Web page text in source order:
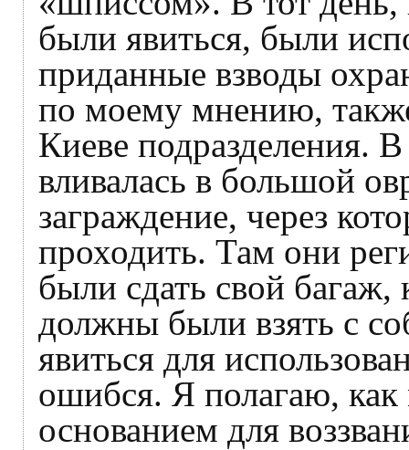
были явиться, были
приданные взводы
по моему мнению,
Киеве подразделения.
вливалась в большой
заграждение, через
проходить. Там они
были сдать свой багаж,
должны были взять с
явиться для
ошибся. Я полагаю,
основанием для